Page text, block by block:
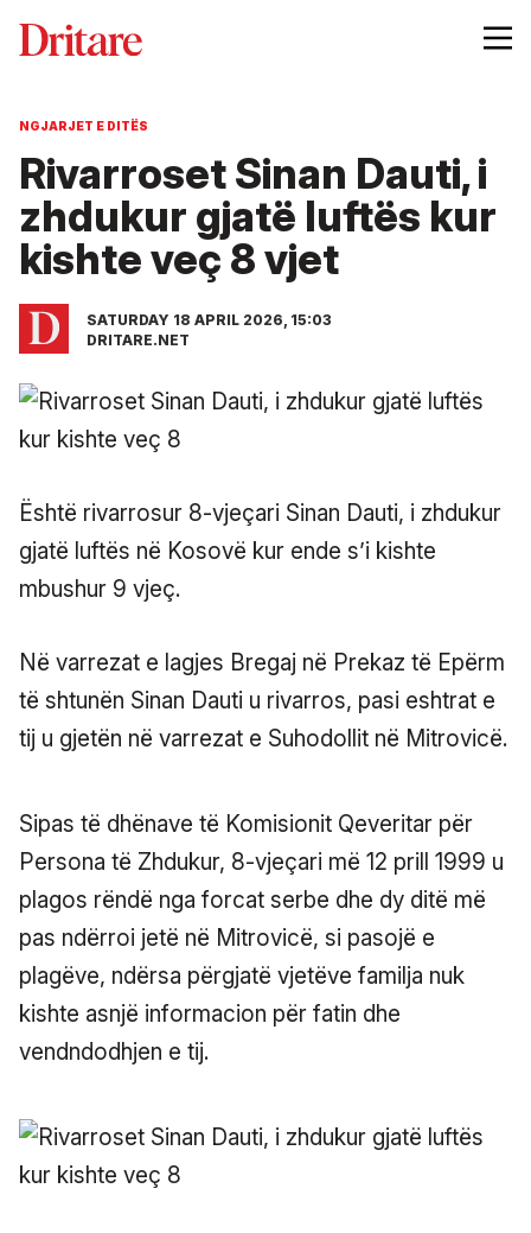
NGJARJET E DITËS
Rivarroset Sinan Dauti, i
zhdukur gjatë luftës kur
kishte veç 8 vjet
SATURDAY 18 APRIL 2026, 15:03
DRITARE.NET
Është rivarrosur 8-vjeçari Sinan Dauti, i zhdukur
gjatë luftës në Kosovë kur ende s’i kishte
mbushur 9 vjeç.
Në varrezat e lagjes Bregaj në Prekaz të Epërm
të shtunën Sinan Dauti u rivarros, pasi eshtrat e
tij u gjetën në varrezat e Suhodollit në Mitrovicë.
Sipas të dhënave të Komisionit Qeveritar për
Persona të Zhdukur, 8-vjeçari më 12 prill 1999 u
plagos rëndë nga forcat serbe dhe dy ditë më
pas ndërroi jetë në Mitrovicë, si pasojë e
plagëve, ndërsa përgjatë vjetëve familja nuk
kishte asnjë informacion për fatin dhe
vendndodhjen e tij.